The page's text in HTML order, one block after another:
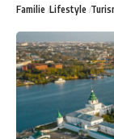
Familie Lifestyle